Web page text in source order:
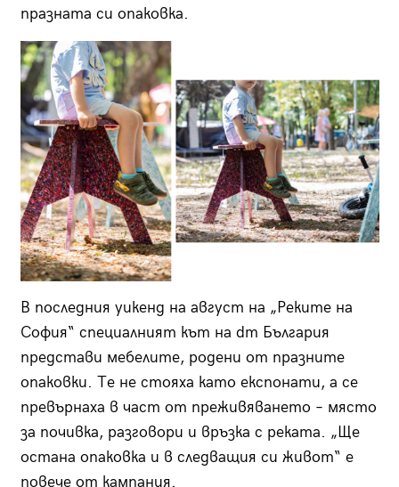
празната си опаковка.
В последния уикенд на август на „Реките на
София“ специалният кът на dm България
представи мебелите, родени от празните
опаковки. Те не стояха като експонати, а се
превърнаха в част от преживяването – място
за почивка, разговори и връзка с реката. „Ще
остана опаковка и в следващия си живот“ е
повече от кампания.